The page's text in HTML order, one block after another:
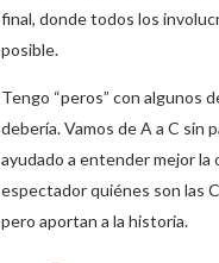
final, donde todos los
posible.
Tengo “peros” con algunos
debería. Vamos de A a C sin
ayudado a entender mejor la
espectador quiénes son las
pero aportan a la historia.